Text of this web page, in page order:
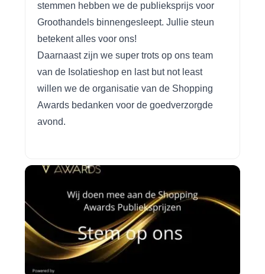
stemmen hebben we de publieksprijs voor
Groothandels binnengesleept. Jullie steun
betekent alles voor ons!
Daarnaast zijn we super trots op ons team
van de Isolatieshop en last but not least
willen we de organisatie van de Shopping
Awards bedanken voor de goedverzorgde
avond.